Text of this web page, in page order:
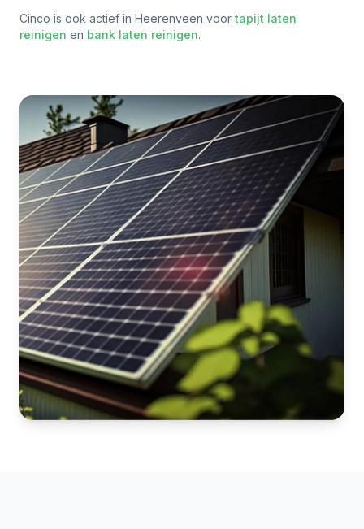
Cinco is ook actief in Heerenveen voor tapijt laten
reinigen en bank laten reinigen.